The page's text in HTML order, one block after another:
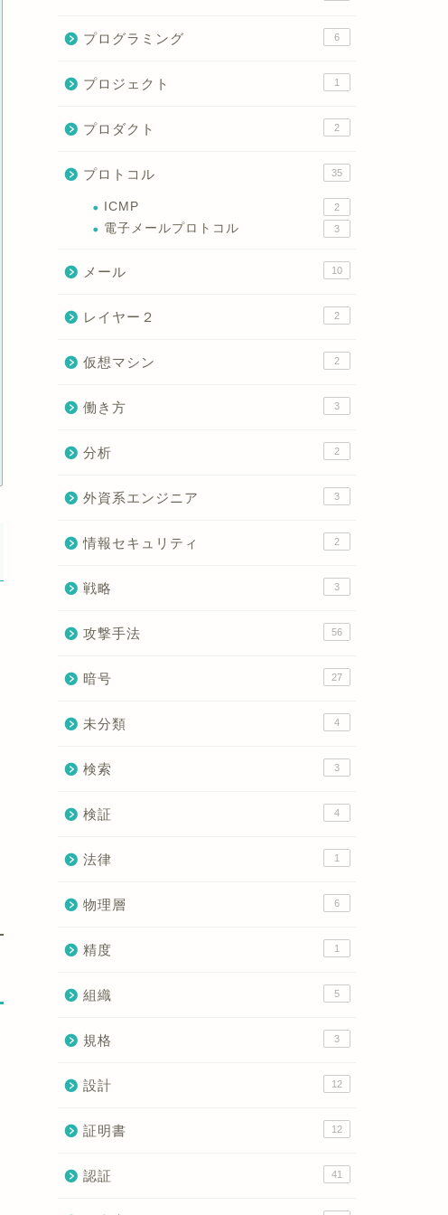
プログラミング 6
プロジェクト 1
プロダクト 2
プロトコル 35
ICMP 2
電子メールプロトコル 3
メール 10
レイヤー２ 2
仮想マシン 2
働き方 3
分析 2
外資系エンジニア 3
情報セキュリティ 2
戦略 3
攻撃手法 56
暗号 27
未分類 4
検索 3
検証 4
法律 1
物理層 6
精度 1
組織 5
規格 3
設計 12
証明書 12
認証 41